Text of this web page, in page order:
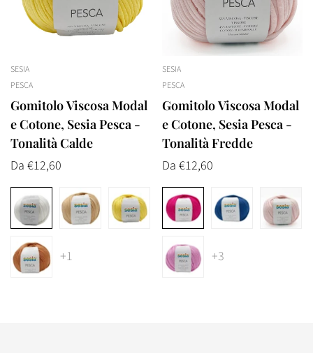
SESIA
PESCA
Gomitolo Viscosa Modal
e Cotone, Sesia Pesca -
Tonalità Calde
Prezzo
normale
Da €12,60
+1
SESIA
PESCA
Gomitolo Viscosa Modal
e Cotone, Sesia Pesca -
Tonalità Fredde
Prezzo
normale
Da €12,60
+3
Confirm your age
Are you 18 years old or older?
No, I'm not Yes, I am